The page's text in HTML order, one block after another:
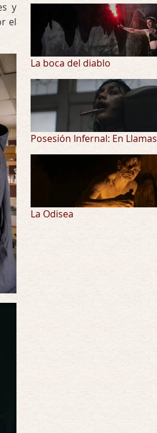
y
el
La boca del diablo
Posesión Infernal: En Llamas
La Odisea